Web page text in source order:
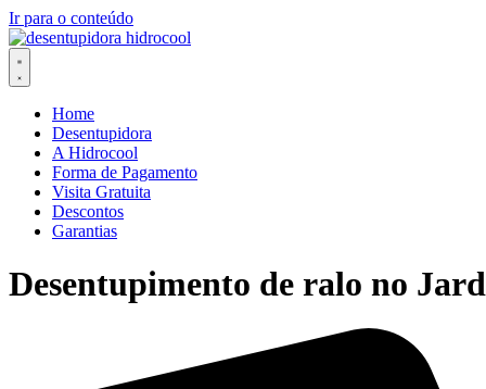
Ir para o conteúdo
Home
Desentupidora
A Hidrocool
Forma de Pagamento
Visita Gratuita
Descontos
Garantias
Desentupimento de ralo no